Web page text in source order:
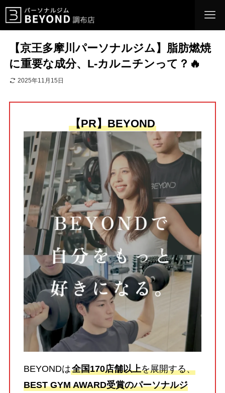
【京王多摩川パーソナルジム】脂肪燃焼
に重要な成分、L-カルニチンって？🔥
2025年11月15日
【PR】BEYOND
BEYONDは全国170店舗以上を展開する、
BEST GYM AWARD受賞のパーソナルジ